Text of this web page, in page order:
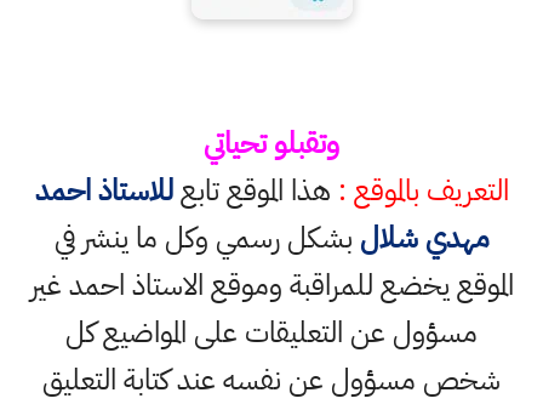
وتقبلو تحياتي
التعريف بالموقع : هذا الموقع تابعللاستاذ احمد
مهدي شلال بشكل رسمي وكل ما ينشر في
الموقع يخضع للمراقبة وموقع الاستاذ احمد غير
مسؤول عن التعليقات على المواضيع كل
شخص مسؤول عن نفسه عند كتابة التعليق